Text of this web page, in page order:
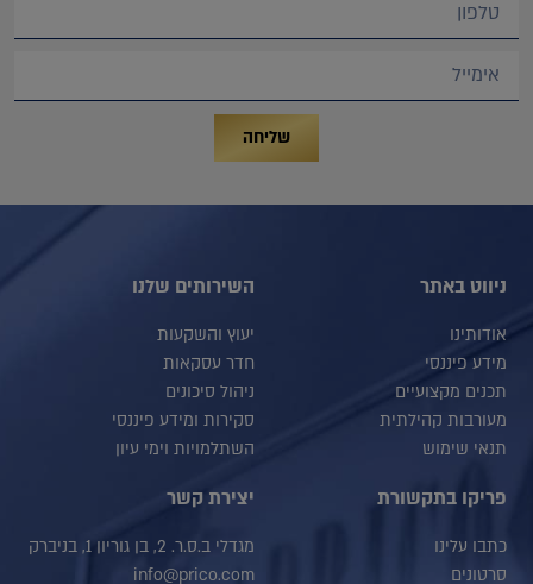
שליחה
ניווט באתר
אודותינו
מידע פיננסי
תכנים מקצועיים
מעורבות קהילתית
תנאי שימוש
השירותים שלנו
יעוץ והשקעות
חדר עסקאות
ניהול סיכונים
סקירות ומידע פיננסי
השתלמויות וימי עיון
פריקו בתקשורת
כתבו עלינו
סרטונים
יצירת קשר
מגדלי ב.ס.ר. 2, בן גוריון 1, בניברק
info@prico.com